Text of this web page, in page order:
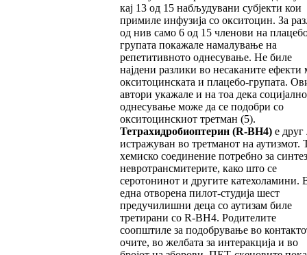
кај 13 од 15 набљудувани субјекти кои
примиле инфузија со окситоцин. За
од нив само 6 од 15 членови на
групата покажале намалување на
репетитивното однесување. Не биле
најдени разлики во несаканите ефекти
окситоцинската и плацебо-групата.
автори укажале и на тоа дека
однесување може да се подобри со
окситоцинскиот третман (5).
Тетрахидробиоптерин (R-BH4) е друг
истражуван во третманот на аутизмот.
хемиско соединение потребно за
невротрансмитерите, како што се
серотонинот и другите катехоламини.
една отворена пилот-студија шест
предучилишни деца со аутизам биле
третирани со R-BH4. Родителите
соопштиле за подобрување во
очите, во желбата за интеракција и во